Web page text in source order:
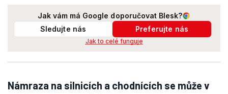
Jak vám má Google doporučovat Blesk?
Sledujte nás
Preferujte nás
Jak to celé funguje
Námraza na silnicích a chodnících se může v